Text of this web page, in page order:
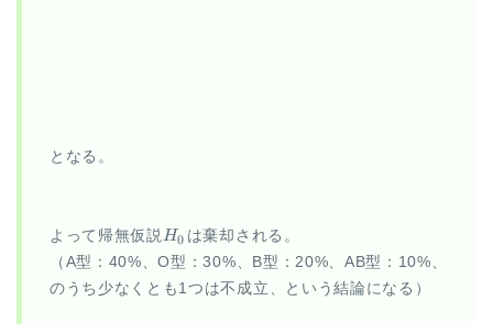
となる。
よって帰無仮説 H_0
H0 は棄却される。
（A型：40%、O型：30%、B型：20%、AB型：10%、
のうち少なくとも1つは不成立、という結論になる）